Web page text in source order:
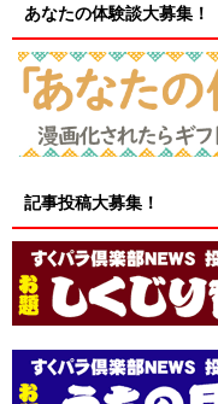
あなたの体験談大募集！
記事投稿大募集！